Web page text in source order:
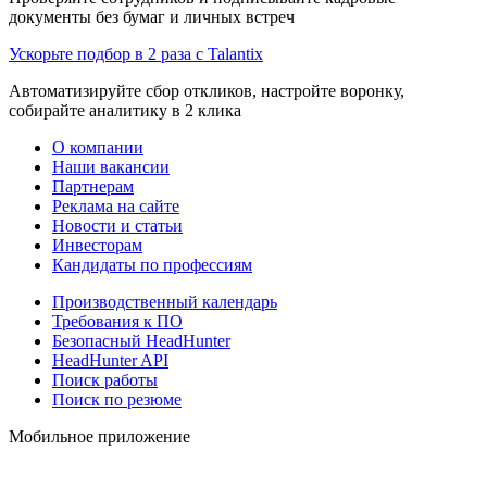
документы без бумаг и личных встреч
Ускорьте подбор в 2 раза с Talantix
Автоматизируйте сбор откликов, настройте воронку,
собирайте аналитику в 2 клика
О компании
Наши вакансии
Партнерам
Реклама на сайте
Новости и статьи
Инвесторам
Кандидаты по профессиям
Производственный календарь
Требования к ПО
Безопасный HeadHunter
HeadHunter API
Поиск работы
Поиск по резюме
Мобильное приложение